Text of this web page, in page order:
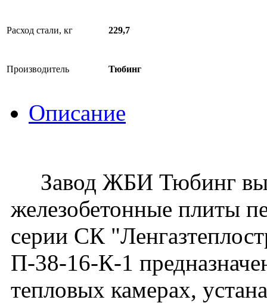
Расход стали, кг 229,7
Производитель Тюбинг
Описание
Завод ЖБИ Тюбинг
железобетонные плиты
серии СК
П-38-16-К-1
тепловых камерах,